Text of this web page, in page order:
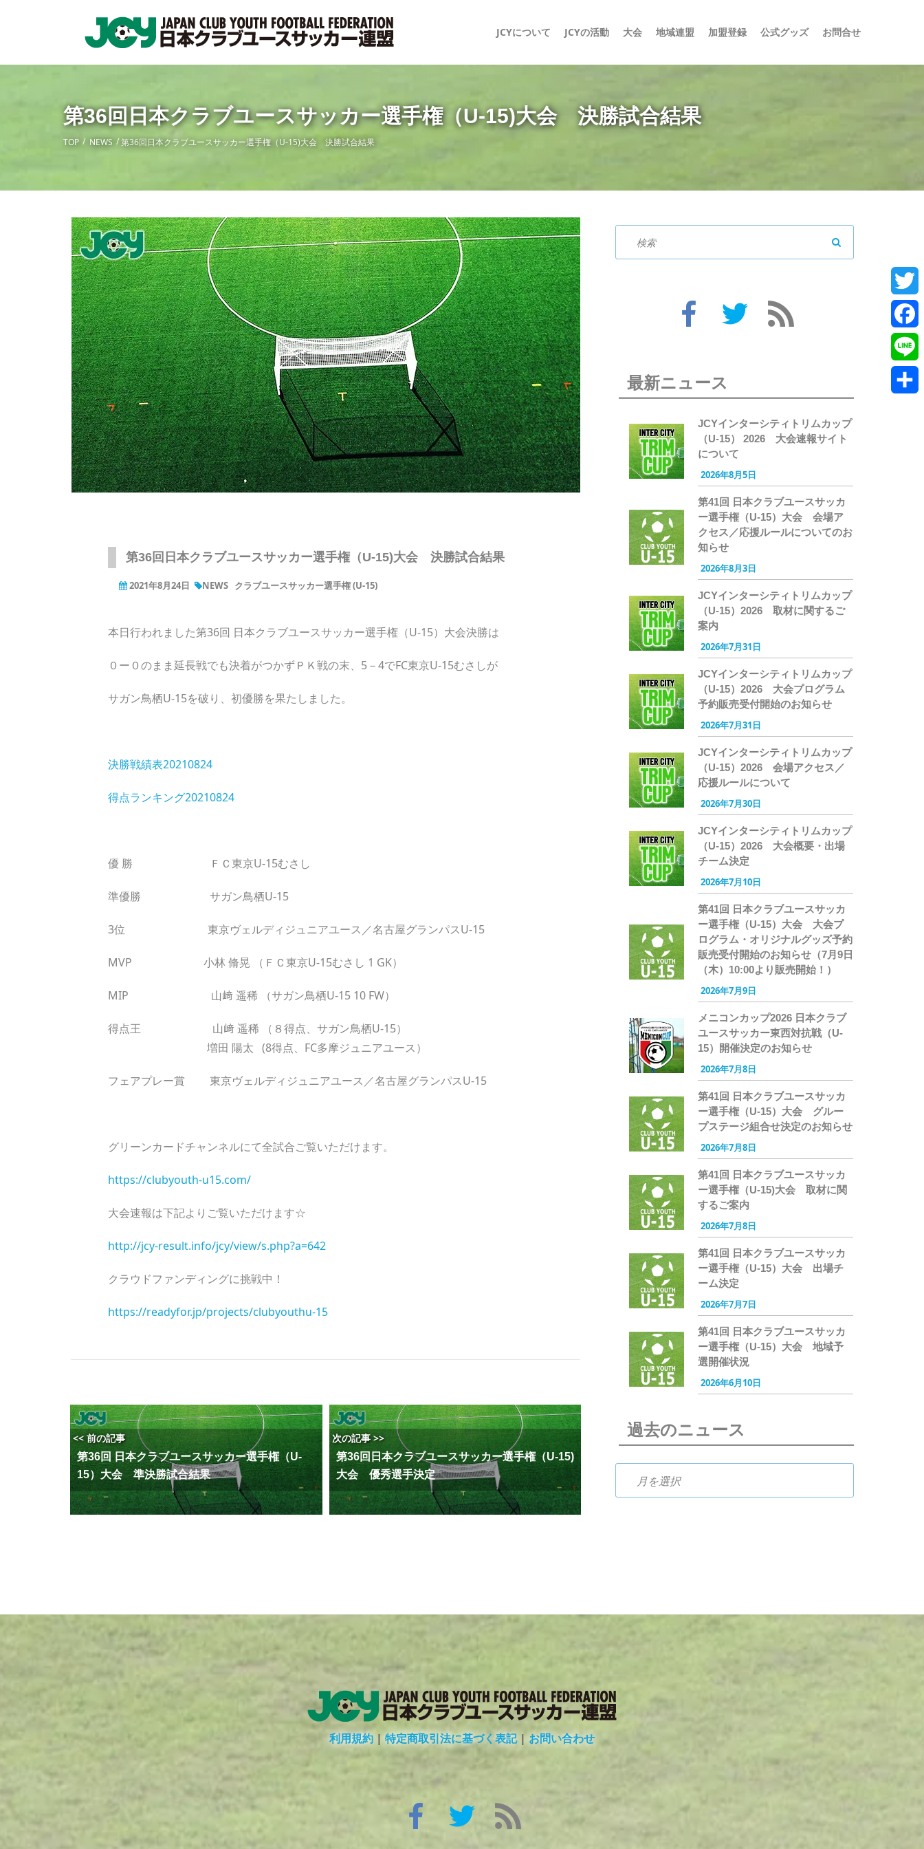
JCYについて JCYの活動 大会 地域連盟 加盟登録 公式グッズ お問合せ
第36回日本クラブユースサッカー選手権（U-15)大会 決勝試合結果
TOP NEWS 第36回日本クラブユースサッカー選手権（U-15)大会 決勝試合結果
第36回日本クラブユースサッカー選手権（U-15)大会 決勝試合結果
2021年8月24日 NEWS クラブユースサッカー選手権 (U-15)
本日行われました第36回 日本クラブユースサッカー選手権（U-15）大会決勝は
０ー０のまま延長戦でも決着がつかずＰＫ戦の末、5－4でFC東京U-15むさしが
サガン鳥栖U-15を破り、初優勝を果たしました。
決勝戦績表20210824
得点ランキング20210824
優 勝 ＦＣ東京U-15むさし
準優勝 サガン鳥栖U-15
3位 東京ヴェルディジュニアユース／名古屋グランパスU-15
MVP 小林 脩晃 （ＦＣ東京U-15むさし 1 GK）
MIP 山﨑 遥稀 （サガン鳥栖U-15 10 FW）
得点王 山﨑 遥稀 （８得点、サガン鳥栖U-15）
増田 陽太 (8得点、FC多摩ジュニアユース）
フェアプレー賞 東京ヴェルディジュニアユース／名古屋グランパスU-15
グリーンカードチャンネルにて全試合ご覧いただけます。
https://clubyouth-u15.com/
大会速報は下記よりご覧いただけます☆
http://jcy-result.info/jcy/view/s.php?a=642
クラウドファンディングに挑戦中！
https://readyfor.jp/projects/clubyouthu-15
<< 前の記事
第36回 日本クラブユースサッカー選手権（U-
15）大会 準決勝試合結果
次の記事 >>
第36回日本クラブユースサッカー選手権（U-15)
大会 優秀選手決定
最新ニュース
JCYインターシティトリムカップ
（U-15） 2026 大会速報サイト
について
2026年8月5日
第41回 日本クラブユースサッカ
ー選手権（U-15）大会 会場ア
クセス／応援ルールについてのお
知らせ
2026年8月3日
JCYインターシティトリムカップ
（U-15）2026 取材に関するご
案内
2026年7月31日
JCYインターシティトリムカップ
（U-15）2026 大会プログラム
予約販売受付開始のお知らせ
2026年7月31日
JCYインターシティトリムカップ
（U-15）2026 会場アクセス／
応援ルールについて
2026年7月30日
JCYインターシティトリムカップ
（U-15）2026 大会概要・出場
チーム決定
2026年7月10日
第41回 日本クラブユースサッカ
ー選手権（U-15）大会 大会プ
ログラム・オリジナルグッズ予約
販売受付開始のお知らせ（7月9日
（木）10:00より販売開始！）
2026年7月9日
メニコンカップ2026 日本クラブ
ユースサッカー東西対抗戦（U-
15）開催決定のお知らせ
2026年7月8日
第41回 日本クラブユースサッカ
ー選手権（U-15）大会 グルー
プステージ組合せ決定のお知らせ
2026年7月8日
第41回 日本クラブユースサッカ
ー選手権（U-15)大会 取材に関
するご案内
2026年7月8日
第41回 日本クラブユースサッカ
ー選手権（U-15）大会 出場チ
ーム決定
2026年7月7日
第41回 日本クラブユースサッカ
ー選手権（U-15）大会 地域予
選開催状況
2026年6月10日
過去のニュース
利用規約 | 特定商取引法に基づく表記|お問い合わせ
Line